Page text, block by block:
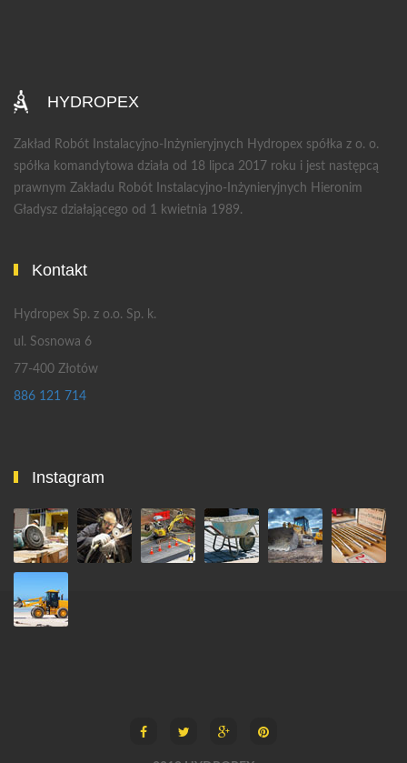
HYDROPEX
Zakład Robót Instalacyjno-Inżynieryjnych Hydropex spółka z o. o.
spółka komandytowa działa od 18 lipca 2017 roku i jest następcą
prawnym Zakładu Robót Instalacyjno-Inżynieryjnych Hieronim
Gładysz działającego od 1 kwietnia 1989.
Kontakt
Hydropex Sp. z o.o. Sp. k.
ul. Sosnowa 6
77-400 Złotów
886 121 714
Instagram